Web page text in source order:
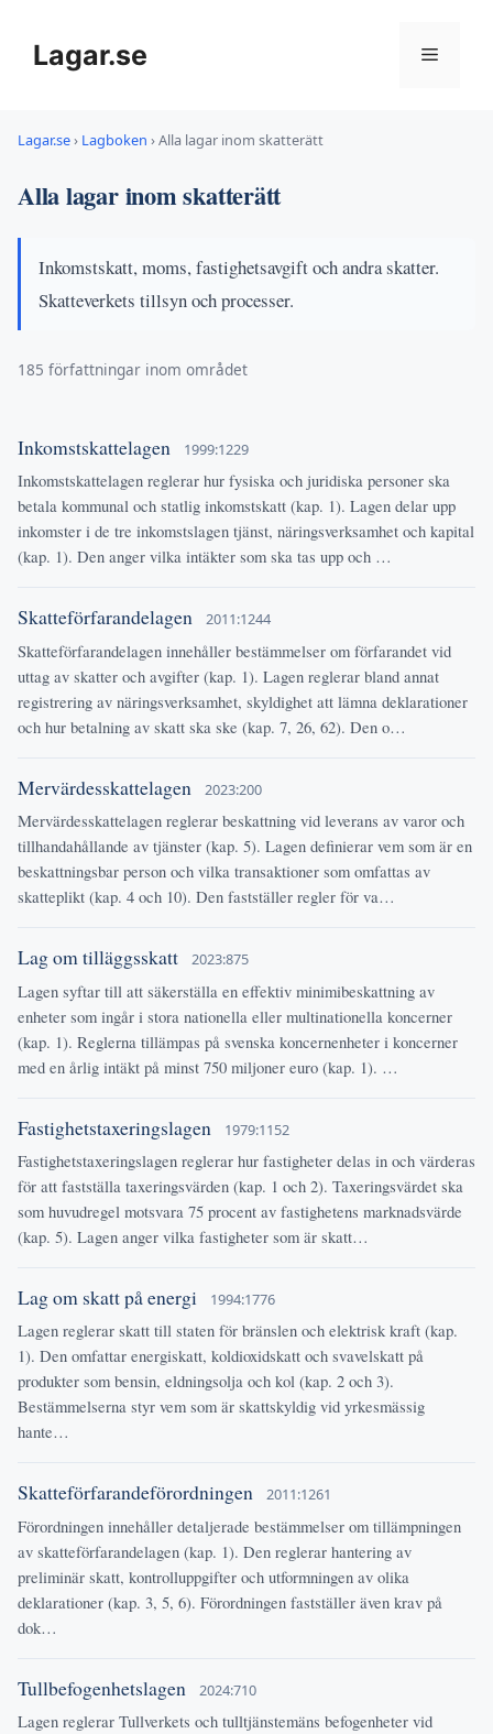
innehållLagar.se Meny
Lagar.se› Lagboken ›Alla lagar inom skatterätt
Alla lagar inom skatterätt
Inkomstskatt, moms, fastighetsavgift och andra skatter.
Skatteverkets tillsyn och processer.
185 författningar inom området
Inkomstskattelagen 1999:1229
Inkomstskattelagen reglerar hur fysiska och juridiska personer ska
betala kommunal och statlig inkomstskatt (kap. 1). Lagen delar upp
inkomster i de tre inkomstslagen tjänst, näringsverksamhet och kapital
(kap. 1). Den anger vilka intäkter som ska tas upp och …
Skatteförfarandelagen 2011:1244
Skatteförfarandelagen innehåller bestämmelser om förfarandet vid
uttag av skatter och avgifter (kap. 1). Lagen reglerar bland annat
registrering av näringsverksamhet, skyldighet att lämna deklarationer
och hur betalning av skatt ska ske (kap. 7, 26, 62). Den o…
Mervärdesskattelagen 2023:200
Mervärdesskattelagen reglerar beskattning vid leverans av varor och
tillhandahållande av tjänster (kap. 5). Lagen definierar vem som är en
beskattningsbar person och vilka transaktioner som omfattas av
skatteplikt (kap. 4 och 10). Den fastställer regler för va…
Lag om tilläggsskatt 2023:875
Lagen syftar till att säkerställa en effektiv minimibeskattning av
enheter som ingår i stora nationella eller multinationella koncerner
(kap. 1). Reglerna tillämpas på svenska koncernenheter i koncerner
med en årlig intäkt på minst 750 miljoner euro (kap. 1). …
Fastighetstaxeringslagen 1979:1152
Fastighetstaxeringslagen reglerar hur fastigheter delas in och värderas
för att fastställa taxeringsvärden (kap. 1 och 2). Taxeringsvärdet ska
som huvudregel motsvara 75 procent av fastighetens marknadsvärde
(kap. 5). Lagen anger vilka fastigheter som är skatt…
Lag om skatt på energi 1994:1776
Lagen reglerar skatt till staten för bränslen och elektrisk kraft (kap.
1). Den omfattar energiskatt, koldioxidskatt och svavelskatt på
produkter som bensin, eldningsolja och kol (kap. 2 och 3).
Bestämmelserna styr vem som är skattskyldig vid yrkesmässig
hante…
Skatteförfarandeförordningen 2011:1261
Förordningen innehåller detaljerade bestämmelser om tillämpningen
av skatteförfarandelagen (kap. 1). Den reglerar hantering av
preliminär skatt, kontrolluppgifter och utformningen av olika
deklarationer (kap. 3, 5, 6). Förordningen fastställer även krav på
dok…
Tullbefogenhetslagen 2024:710
Lagen reglerar Tullverkets och tulltjänstemäns befogenheter vid